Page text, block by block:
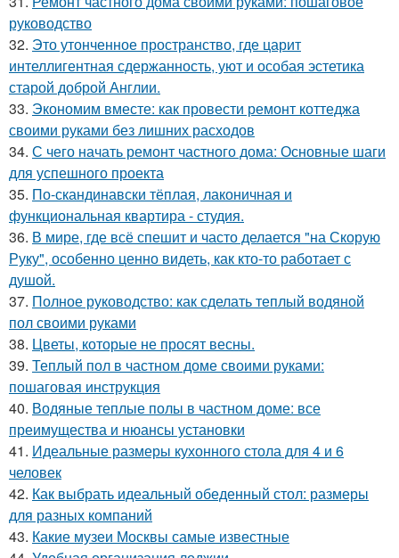
руководство
32. Это утонченное пространство, где царит
интеллигентная сдержанность, уют и особая эстетика
старой доброй Англии.
33. Экономим вместе: как провести ремонт коттеджа
своими руками без лишних расходов
34. С чего начать ремонт частного дома: Основные шаги
для успешного проекта
35. По-скандинавски тёплая, лаконичная и
функциональная квартира - студия.
36. В мире, где всё спешит и часто делается "на Скорую
Руку", особенно ценно видеть, как кто-то работает с
душой.
37. Полное руководство: как сделать теплый водяной
пол своими руками
38. Цветы, которые не просят весны.
39. Теплый пол в частном доме своими руками:
пошаговая инструкция
40. Водяные теплые полы в частном доме: все
преимущества и нюансы установки
41. Идеальные размеры кухонного стола для 4 и 6
человек
42. Как выбрать идеальный обеденный стол: размеры
для разных компаний
43. Какие музеи Москвы самые известные